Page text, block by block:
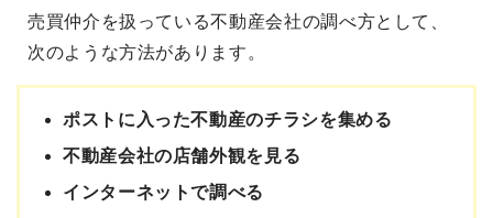
売買仲介を扱っている不動産会社の調べ方として、
次のような方法があります。
ポストに入った不動産のチラシを集める
不動産会社の店舗外観を見る
インターネットで調べる